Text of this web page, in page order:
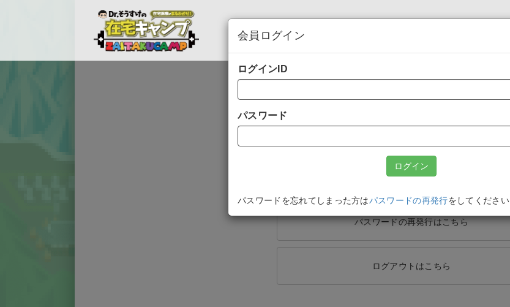
新規会員登録はこちら
パスワードの再発行はこちら
ログアウトはこちら
会員ログイン
ログインID
パスワード
パスワードを忘れてしまった方はパスワードの再発行をしてください